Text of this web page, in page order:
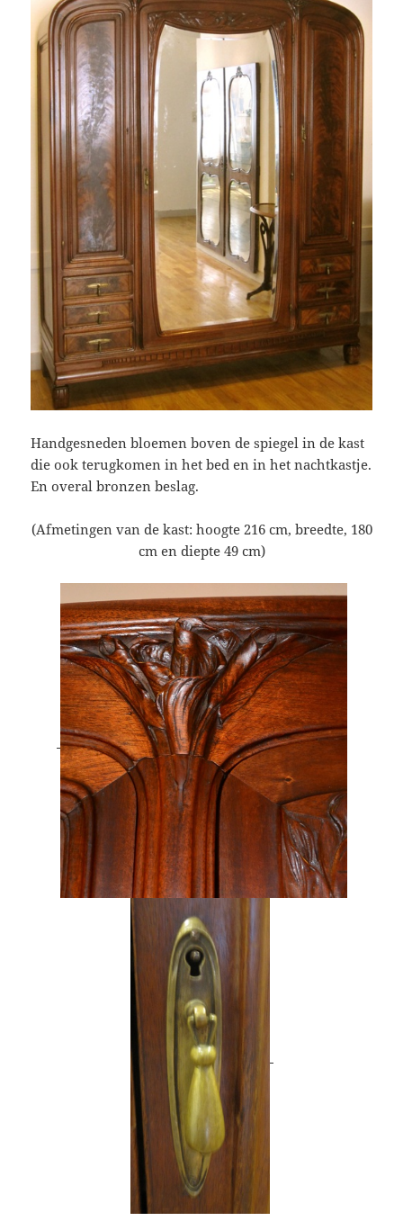
Handgesneden bloemen boven de spiegel in de kast
die ook terugkomen in het bed en in het nachtkastje.
En overal bronzen beslag.
(Afmetingen van de kast: hoogte 216 cm, breedte, 180
cm en diepte 49 cm)